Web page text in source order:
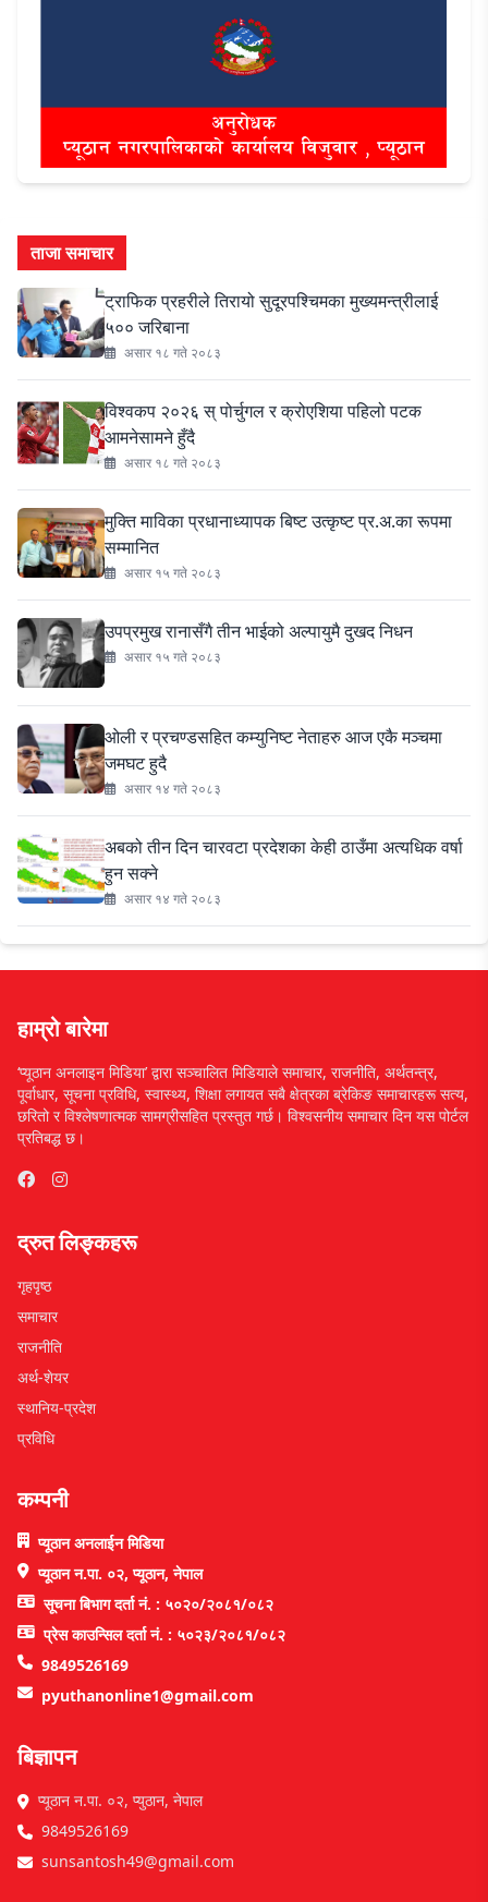
ताजा समाचार
ट्राफिक प्रहरीले तिरायो सुदूरपश्चिमका मुख्यमन्त्रीलाई
५०० जरिबाना
असार १८ गते २०८३
विश्वकप २०२६ स् पोर्चुगल र क्रोएशिया पहिलो पटक
आमनेसामने हुँदै
असार १८ गते २०८३
मुक्ति माविका प्रधानाध्यापक बिष्ट उत्कृष्ट प्र.अ.का रूपमा
सम्मानित
असार १५ गते २०८३
उपप्रमुख रानासँगै तीन भाईको अल्पायुमै दुखद निधन
असार १५ गते २०८३
ओली र प्रचण्डसहित कम्युनिष्ट नेताहरु आज एकै मञ्चमा
जमघट हुदै
असार १४ गते २०८३
अबको तीन दिन चारवटा प्रदेशका केही ठाउँमा अत्यधिक वर्षा
हुन सक्ने
असार १४ गते २०८३
हाम्रो बारेमा
‘प्यूठान अनलाइन मिडिया’ द्वारा सञ्चालित मिडियाले समाचार, राजनीति, अर्थतन्त्र,
पूर्वाधार, सूचना प्रविधि, स्वास्थ्य, शिक्षा लगायत सबै क्षेत्रका ब्रेकिङ समाचारहरू सत्य,
छरितो र विश्लेषणात्मक सामग्रीसहित प्रस्तुत गर्छ। विश्वसनीय समाचार दिन यस पोर्टल
प्रतिबद्ध छ।
द्रुत लिङ्कहरू
गृहपृष्ठ
समाचार
राजनीति
अर्थ-शेयर
स्थानिय-प्रदेश
प्रविधि
कम्पनी
प्यूठान अनलाईन मिडिया
प्यूठान न.पा. ०२, प्यूठान, नेपाल
सूचना बिभाग दर्ता नं. : ५०२०/२०८१/०८२
प्रेस काउन्सिल दर्ता नं. : ५०२३/२०८१/०८२
9849526169
pyuthanonline1@gmail.com
बिज्ञापन
प्यूठान न.पा. ०२, प्युठान, नेपाल
9849526169
sunsantosh49@gmail.com